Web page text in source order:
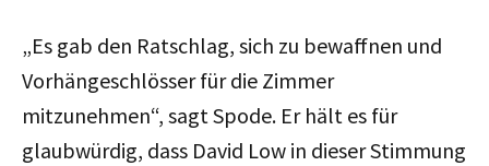
„Es gab den Ratschlag, sich zu bewaffnen und
Vorhängeschlösser für die Zimmer
mitzunehmen“, sagt Spode. Er hält es für
glaubwürdig, dass David Low in dieser Stimmung